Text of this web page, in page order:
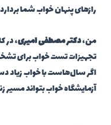
رازهای پنهان خواب شما
من،دکتر مصطفی امیری، در
تجهیزات تست خواب برای
اگر سال‌هاست با خواب زیاد
آزمایشگاه خواب بتواند